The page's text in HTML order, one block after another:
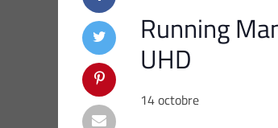
Running
UHD
14 octobre